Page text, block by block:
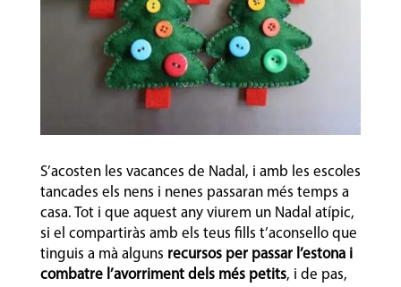
S’acosten les vacances de Nadal, i amb les escoles
tancades els nens i nenes passaran més temps a
casa. Tot i que aquest any viurem un Nadal atípic,
si el compartiràs amb els teus fills t’aconsello que
tinguis a mà alguns recursos per passar l’estona i
combatre l’avorriment dels més petits, i de pas,